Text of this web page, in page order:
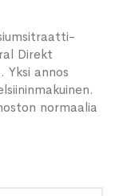
Direkt
annos
normaalia